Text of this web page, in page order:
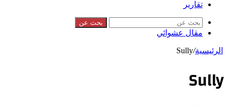
تقارير
بحث عن
مقال عشوائي
الرئيسية/
Sully
Sully